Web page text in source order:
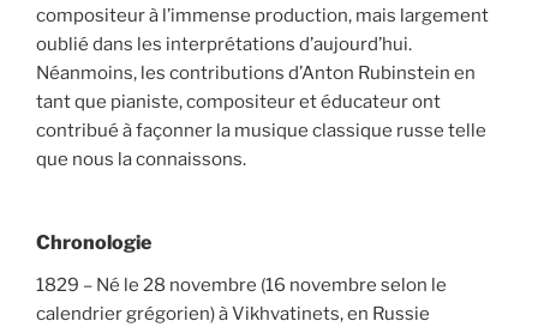
compositeur à l’immense production, mais largement
oublié dans les interprétations d’aujourd’hui.
Néanmoins, les contributions d’Anton Rubinstein en
tant que pianiste, compositeur et éducateur ont
contribué à façonner la musique classique russe telle
que nous la connaissons.
Chronologie
1829 – Né le 28 novembre (16 novembre selon le
calendrier grégorien) à Vikhvatinets, en Russie